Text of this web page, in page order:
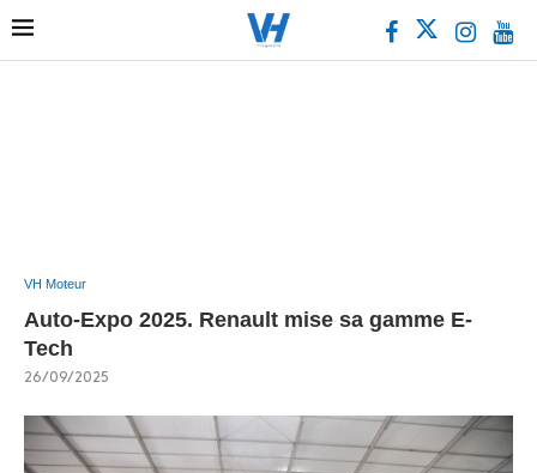
VH Moteur
Auto-Expo 2025. Renault mise sa gamme E-
Tech
26/09/2025